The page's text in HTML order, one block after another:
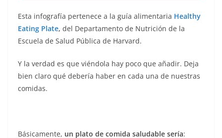
Esta infografía pertenece a la guía alimentaria Healthy
Eating Plate, del Departamento de Nutrición de la
Escuela de Salud Pública de Harvard.
Y la verdad es que viéndola hay poco que añadir. Deja
bien claro qué debería haber en cada una de nuestras
comidas.
Básicamente, un plato de comida saludable sería: